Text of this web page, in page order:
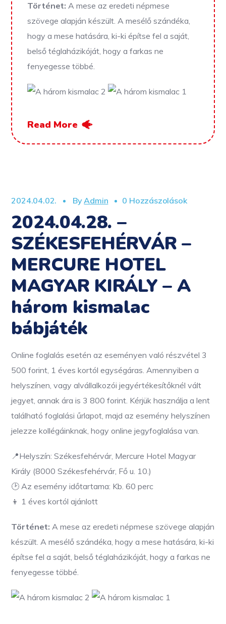
Történet: A mese az eredeti népmese
szövege alapján készült. A mesélő szándéka,
hogy a mese hatására, ki-ki építse fel a saját,
belső téglaházikóját, hogy a farkas ne
fenyegesse többé.
Read More
2024.04.02. ByAdmin 0 Hozzászolások
2024.04.28. –
SZÉKESFEHÉRVÁR –
MERCURE HOTEL
MAGYAR KIRÁLY – A
három kismalac
bábjáték
Online foglalás esetén az eseményen való részvétel 3
500 forint, 1 éves kortól egységáras. Amennyiben a
helyszínen, vagy alvállalkozói jegyértékesítőknél vált
jegyet, annak ára is 3 800 forint. Kérjük használja a lent
található foglalási űrlapot, majd az esemény helyszínen
jelezze kollégáinknak, hogy online jegyfoglalása van.
📍Helyszín: Székesfehérvár, Mercure Hotel Magyar
Király (8000 Székesfehérvár, Fő u. 10.)
🕑 Az esemény időtartama: Kb. 60 perc
👦 1 éves kortól ajánlott
Történet: A mese az eredeti népmese szövege alapján
készült. A mesélő szándéka, hogy a mese hatására, ki-ki
építse fel a saját, belső téglaházikóját, hogy a farkas ne
fenyegesse többé.